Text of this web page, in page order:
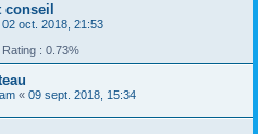
conseil
02 oct. 2018, 21:53
Rating : 0.73%
« 09 sept. 2018, 15:34